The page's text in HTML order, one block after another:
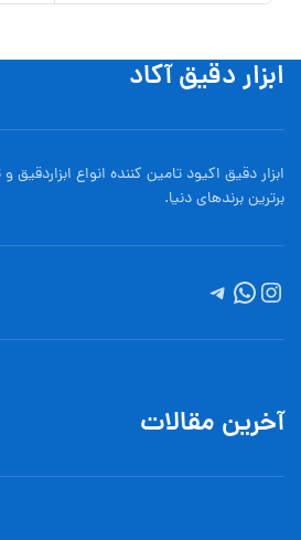
ابزار دقیق آکاد
ابزار دقیق اکیود تامین کننده انواع ابزاردقيق
برترین برندهای دنیا.
آخرین مقالات